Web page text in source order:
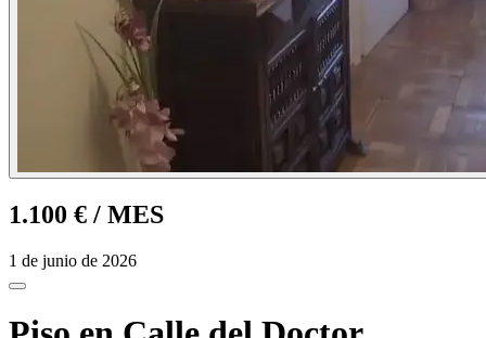
1.100 € / MES
1 de junio de 2026